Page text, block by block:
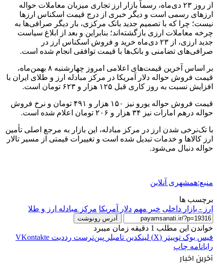
از روز ۲۳ دی‌ماه، رسماً بازار ارز تجاری میزبان معاملات حواله
ارزهای رسمی است و دیگر خبری از درج قیمت اسکناس ارزها
نیست؛ چرا که با تصمیم جدید بانک مرکزی، بار دیگر صرافی‌ها به
چرخه معاملات ارزی بازگشته‌اند؛ بنابراین و بعد از ابلاغ سیاست
جدید ارزی، از ۲۳ دی‌ماه خرید و فروش اسکناس ارز در
صرافی‌های تضامنی و بانک‌ها با قیمت توافقی انجام شده است.
بر اساس آخرین قیمت‌های اعلامی امروز چهارشنبه ۸ بهمن‌ماه،
قیمت فروش حواله دلار آمریکا در مرکز مبادله ارز و طلای ایران با
افزایش نسبت به روز کاری قبل ۱۲۵ هزار و ۶۲۳ تومان است.
قیمت فروش حواله یورو نیز ۱۵۰ هزار و ۴۹۱ تومان و نرخ فروش
حواله درهم امارات نیز ۳۴ هزار و ۲۰۶ تومان اعلام شده است.
با تک‌نرخی شدن ارز در مرکز مبادله، این بازار به مرجع اصلی تأمین
ارز کالاها و خدمات تبدیل شده است و تغییرات قیمتی از مسیر تالار
حواله دنبال می‌شود.
منبع:همشهری آنلاین
برچسب ها
ارز - بازار داخلی خبر مهم دلار آمريكا مرکز مبادله ارز و طلا
آدرس رونوشت
خواندن این مطلب 1 دقیقه زمان میبرد
فیس بوک توییتر (X) لینکدین ‫تامبلر ‫پین‌ترست ‫رددیت ‫VKontakte
رایانامه چاپ
آخرین اخبار